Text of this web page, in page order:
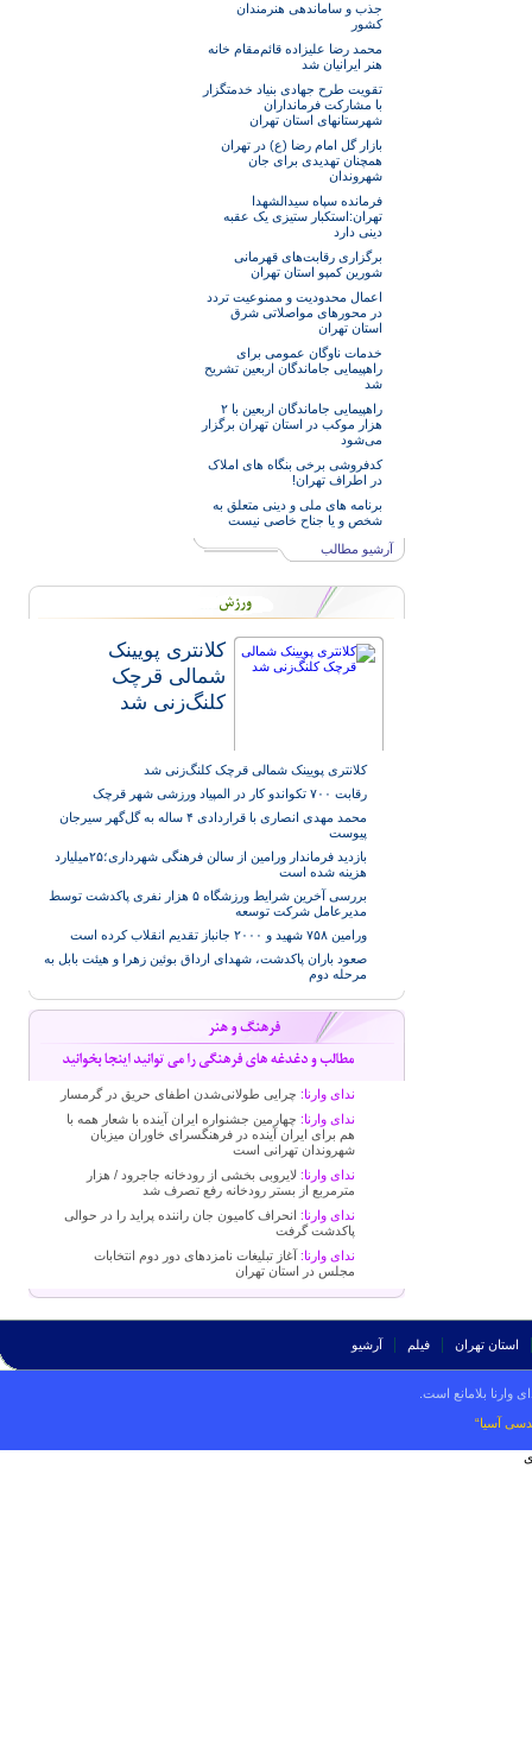
جذب و ساماندهی هنرمندان
کشور
محمد رضا علیزاده قائم‌مقام خانه
هنر ایرانیان شد
تقویت طرح جهادی بنیاد خدمتگزار
با مشارکت فرمانداران
شهرستانهای استان تهران
بازار گل امام رضا (ع) در تهران
همچنان تهدیدی برای جان
شهروندان
فرمانده سپاه سیدالشهدا
تهران:استکبار ستیزی یک عقبه
دینی دارد
برگزاری رقابت‌های قهرمانی
شورین کمپو استان تهران
اعمال محدودیت و ممنوعیت تردد
در محورهای مواصلاتی شرق
استان تهران
خدمات‌ ناوگان عمومی برای
راهپیمایی جاماندگان اربعین تشریح
شد
راهپیمایی جاماندگان اربعین با ۲
هزار موکب در استان تهران برگزار
می‌شود
کدفروشی برخی بنگاه های املاک
در اطراف تهران!
برنامه های ملی و دینی متعلق به
شخص و یا جناح خاصی نیست
آرشیو مطالب
کلانتری پویینک
شمالی قرچک
کلنگ‌زنی شد
کلانتری پویینک شمالی قرچک کلنگ‌زنی شد
رقابت ۷۰۰ تکواندو کار در المپیاد ورزشی شهر قرچک
محمد مهدی انصاری با قراردادی ۴ ساله به گل‌گهر سیرجان
پیوست
بازدید فرماندار ورامین از سالن فرهنگی شهرداری؛۲۵میلیارد
هزینه شده است
بررسی آخرین شرایط ورزشگاه ۵ هزار نفری پاکدشت توسط
مدیرعامل شرکت توسعه
ورامین ۷۵۸ شهید و ۲۰۰۰ جانباز تقدیم انقلاب کرده است
صعود باران پاکدشت، شهدای ارداق بوئین زهرا و هیئت بابل به
مرحله دوم
ندای وارنا: چرایی طولانی‌شدن اطفای حریق در گرمسار
ندای وارنا: چهارمین جشنواره ایران آینده با شعار همه با
هم برای ایران آینده در فرهنگسرای خاوران میزبان
شهروندان تهرانی است
ندای وارنا: لایروبی بخشی از رودخانه جاجرود / هزار
مترمربع از بستر رودخانه رفع تصرف شد
ندای وارنا: انحراف کامیون جان راننده پراید را در حوالی
پاکدشت گرفت
ندای وارنا: آغاز تبلیغات نامزدهای دور دوم انتخابات
مجلس در استان تهران
استان تهران فیلم آرشیو
وارنا بلامانع است.
آسیا“